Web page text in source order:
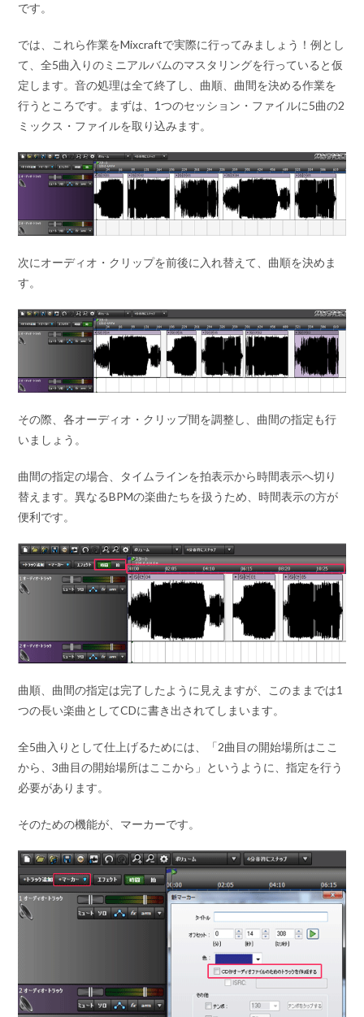
です。
では、これら作業をMixcraftで実際に行ってみましょう！例とし
て、全5曲入りのミニアルバムのマスタリングを行っていると仮
定します。音の処理は全て終了し、曲順、曲間を決める作業を
行うところです。まずは、1つのセッション・ファイルに5曲の2
ミックス・ファイルを取り込みます。
次にオーディオ・クリップを前後に入れ替えて、曲順を決めま
す。
その際、各オーディオ・クリップ間を調整し、曲間の指定も行
いましょう。
曲間の指定の場合、タイムラインを拍表示から時間表示へ切り
替えます。異なるBPMの楽曲たちを扱うため、時間表示の方が
便利です。
曲順、曲間の指定は完了したように見えますが、このままでは1
つの長い楽曲としてCDに書き出されてしまいます。
全5曲入りとして仕上げるためには、「2曲目の開始場所はここ
から、3曲目の開始場所はここから」というように、指定を行う
必要があります。
そのための機能が、マーカーです。